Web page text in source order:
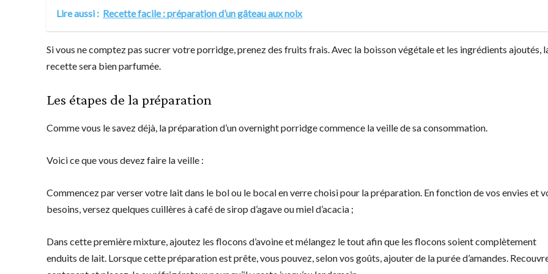
Lire aussi : Recette facile : préparation d’un gâteau aux noix
Si vous ne comptez pas sucrer votre porridge, prenez des fruits frais. Avec la boisson végétale et les ingrédients ajoutés,
recette sera bien parfumée.
Les étapes de la préparation
Comme vous le savez déjà, la préparation d’un overnight porridge commence la veille de sa consommation.
Voici ce que vous devez faire la veille :
Commencez par verser votre lait dans le bol ou le bocal en verre choisi pour la préparation. En fonction de vos envies et
besoins, versez quelques cuillères à café de sirop d’agave ou miel d’acacia ;
Dans cette première mixture, ajoutez les flocons d’avoine et mélangez le tout afin que les flocons soient complètement
enduits de lait. Lorsque cette préparation est prête, vous pouvez, selon vos goûts, ajouter de la purée d’amandes.